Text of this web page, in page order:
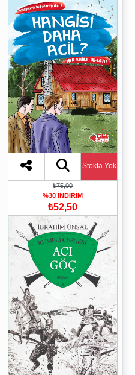
Stokta Yok
₺75,00
%30 İNDİRİM
₺52,50